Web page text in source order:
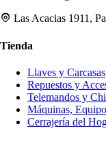
Las Acacias 1911,
Tienda
Llaves y Carcasas
Repuestos y
Telemandos y
Máquinas,
Cerrajería del